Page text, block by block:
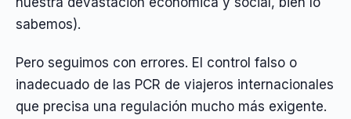
sabemos).
Pero seguimos con errores. El control falso o
inadecuado de las PCR de viajeros internacionales
que precisa una regulación mucho más exigente.